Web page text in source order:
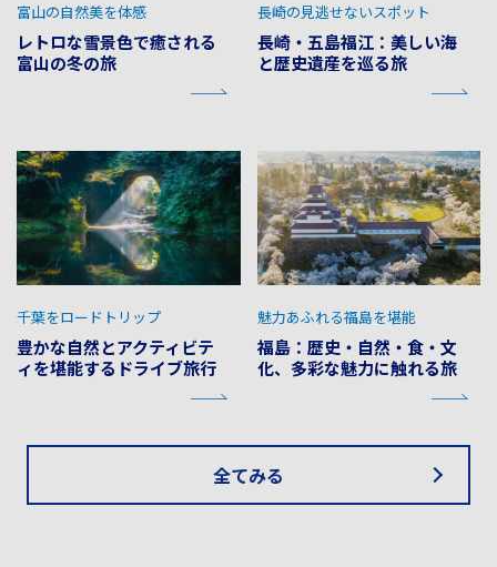
レトロな雪景色で癒される
富山の冬の旅
富山の自然美を体感
長崎・五島福江：美しい海
と歴史遺産を巡る旅
長崎の見逃せないスポット
豊かな自然とアクティビテ
ィを堪能するドライブ旅行
千葉をロードトリップ
福島：歴史・自然・食・文
化、多彩な魅力に触れる旅
魅力あふれる福島を堪能
全てみる